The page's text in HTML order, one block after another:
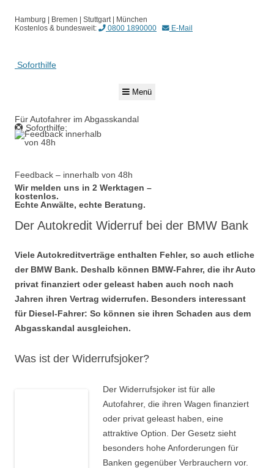
Hamburg | Bremen | Stuttgart | München
Kostenlos & bundesweit:
0800 1890000 E-Mail
Soforthilfe
Menü
Für Autofahrer im Abgasskandal
Soforthilfe:
Feedback – innerhalb von 48h
Wir melden uns in 2 Werktagen –
kostenlos.
Echte Anwälte, echte Beratung.
Der Autokredit Widerruf bei der BMW Bank
Viele Autokreditverträge enthalten Fehler, so auch etliche
der BMW Bank. Deshalb können BMW-Fahrer, die ihr Auto
privat finanziert oder geleast haben auch noch nach
Jahren ihren Vertrag widerrufen. Besonders interessant
für Diesel-Fahrer: So können sie ihren Schaden aus dem
Abgasskandal ausgleichen.
Was ist der Widerrufsjoker?
Der Widerrufsjoker ist für alle
Autofahrer, die ihren Wagen finanziert
oder privat geleast haben, eine
attraktive Option. Der Gesetz sieht
besonders hohe Anforderungen für
Banken gegenüber Verbrauchern vor.